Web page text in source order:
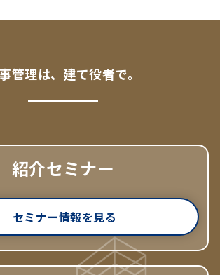
管理は、建て役者で。
紹介セミナー
セミナー情報を見る